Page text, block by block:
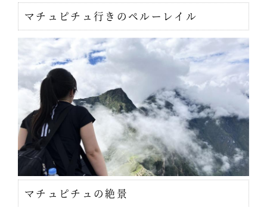
マチュピチュ行きのペルーレイル
マチュピチュの絶景